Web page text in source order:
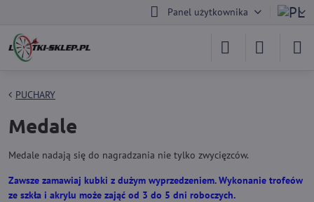
Panel użytkownika
PUCHARY
Medale
Medale nadają się do nagradzania nie tylko zwycięzców.
Zawsze zamawiaj kubki z dużym wyprzedzeniem. Wykonanie trofeów
ze szkła i akrylu może zająć od 3 do 5 dni roboczych.